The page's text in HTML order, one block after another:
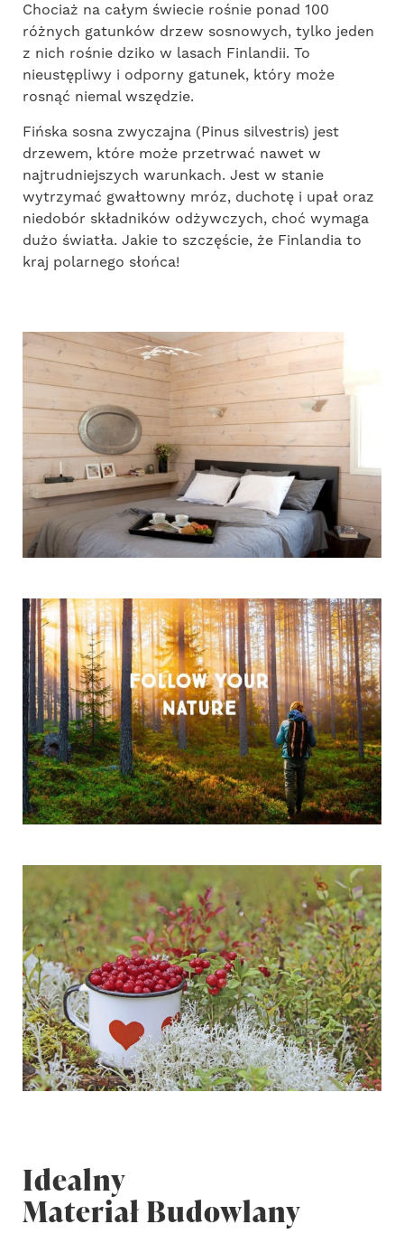
Chociaż na całym świecie rośnie ponad 100
różnych gatunków drzew sosnowych, tylko jeden
z nich rośnie dziko w lasach Finlandii. To
nieustępliwy i odporny gatunek, który może
rosnąć niemal wszędzie.
Fińska sosna zwyczajna (Pinus silvestris) jest
drzewem, które może przetrwać nawet w
najtrudniejszych warunkach. Jest w stanie
wytrzymać gwałtowny mróz, duchotę i upał oraz
niedobór składników odżywczych, choć wymaga
dużo światła. Jakie to szczęście, że Finlandia to
kraj polarnego słońca!
Idealny
Materiał Budowlany